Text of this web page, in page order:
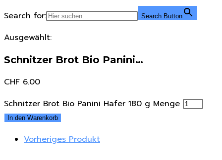
Search for: Search Button
Ausgewählt:
Schnitzer Brot Bio Panini…
CHF 6.00
Schnitzer Brot Bio Panini Hafer 180 g Menge
In den Warenkorb
Vorheriges Produkt